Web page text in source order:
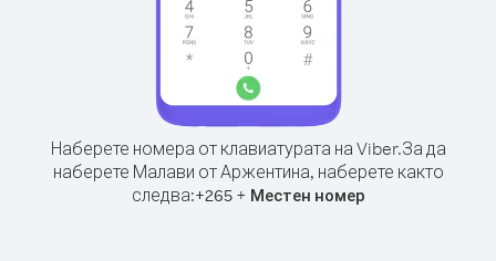
Наберете номера от клавиатурата на Viber.За да
наберете Малави от Аржентина, наберете както
следва:+265+ Местен номер